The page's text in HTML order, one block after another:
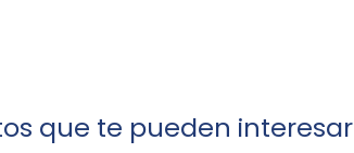
que te pueden interesar